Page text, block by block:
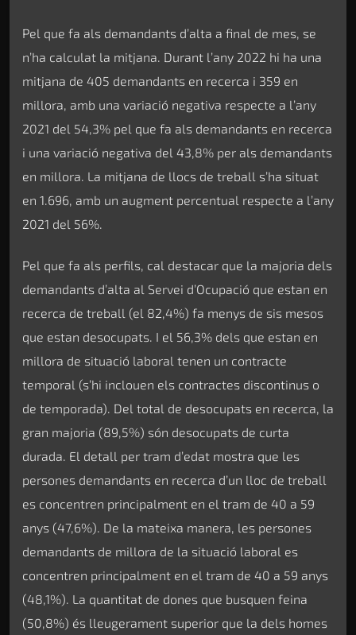
Pel que fa als demandants d’alta a final de mes, se
n’ha calculat la mitjana. Durant l’any 2022 hi ha una
mitjana de 405 demandants en recerca i 359 en
millora, amb una variació negativa respecte a l’any
2021 del 54,3% pel que fa als demandants en recerca
i una variació negativa del 43,8% per als demandants
en millora. La mitjana de llocs de treball s’ha situat
en 1.696, amb un augment percentual respecte a l’any
2021 del 56%.
Pel que fa als perfils, cal destacar que la majoria dels
demandants d’alta al Servei d’Ocupació que estan en
recerca de treball (el 82,4%) fa menys de sis mesos
que estan desocupats. I el 56,3% dels que estan en
millora de situació laboral tenen un contracte
temporal (s’hi inclouen els contractes discontinus o
de temporada). Del total de desocupats en recerca, la
gran majoria (89,5%) són desocupats de curta
durada. El detall per tram d’edat mostra que les
persones demandants en recerca d’un lloc de treball
es concentren principalment en el tram de 40 a 59
anys (47,6%). De la mateixa manera, les persones
demandants de millora de la situació laboral es
concentren principalment en el tram de 40 a 59 anys
(48,1%). La quantitat de dones que busquen feina
(50,8%) és lleugerament superior que la dels homes